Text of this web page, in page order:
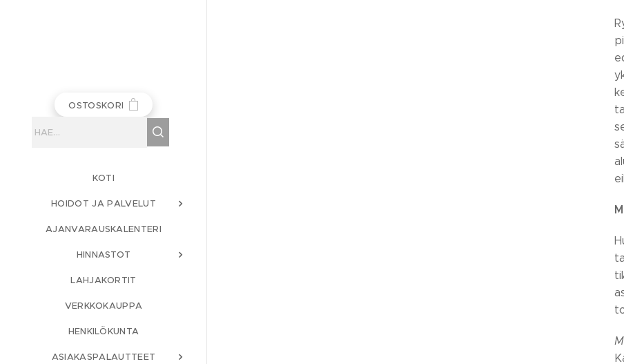
OSTOSKORI
KOTI
HOIDOT JA PALVELUT
AJANVARAUSKALENTERI
HINNASTOT
LAHJAKORTIT
VERKKOKAUPPA
HENKILÖKUNTA
ASIAKASPALAUTTEET